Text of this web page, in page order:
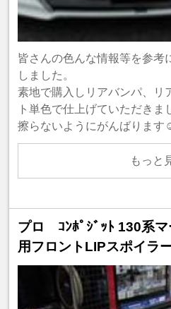
皆さんの色んな情報等を参考
しました。
素地で購入しリアバンパ、リ
ト単色で仕上げていただきま
擦らないようにがんばります
もっと
プロ ｺﾝﾎﾟｼﾞｯﾄ 130系
用フロントLIPスポイラ